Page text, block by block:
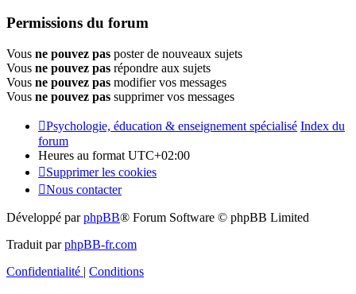
Permissions du forum
Vous ne pouvez pas poster de nouveaux sujets
Vous ne pouvez pas répondre aux sujets
Vous ne pouvez pas modifier vos messages
Vous ne pouvez pas supprimer vos messages
Psychologie, éducation & enseignement spécialisé Index du
forum
Heures au format UTC+02:00
Supprimer les cookies
Nous contacter
Développé parphpBB® Forum Software © phpBB Limited
Traduit parphpBB-fr.com
Confidentialité | Conditions